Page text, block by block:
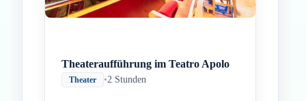
Theateraufführung im Teatro Apolo
Theater •2 Stunden